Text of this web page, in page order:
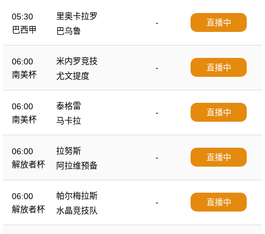
05:30
巴西甲
里奥卡拉罗
-
巴乌鲁
直播中
06:00
南美杯
米内罗竞技
-
尤文提度
直播中
06:00
南美杯
泰格雷
-
马卡拉
直播中
06:00
解放者杯
拉努斯
-
阿拉维预备
直播中
06:00
解放者杯
帕尔梅拉斯
-
水晶竞技队
直播中